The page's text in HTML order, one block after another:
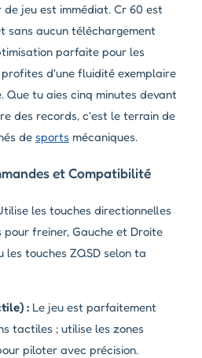
jeu est immédiat. Cr 60 est
sans aucun téléchargement
parfaite pour les
d'une fluidité exemplaire
Que tu aies cinq minutes devant
des records, c'est le terrain de
de sports mécaniques.
et Compatibilité
les touches directionnelles
freiner, Gauche et Droite
touches ZQSD selon ta
: Le jeu est parfaitement
tactiles ; utilise les zones
piloter avec précision.